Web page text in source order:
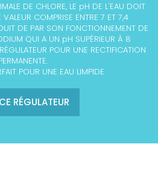
DE CHLORE, LE pH DE L'EAU DOIT
COMPRISE ENTRE 7 ET 7,4
DE PAR SON FONCTIONNEMENT DE
QUI A UN pH SUPÉRIEUR À 8
POUR UNE RECTIFICATION
POUR UNE EAU LIMPIDE
RÉGULATEUR